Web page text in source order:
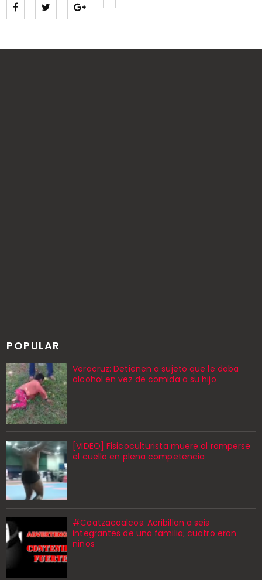
POPULAR
Veracruz: Detienen a sujeto que le daba
alcohol en vez de comida a su hijo
[VIDEO] Fisicoculturista muere al romperse
el cuello en plena competencia
#Coatzacoalcos: Acribillan a seis
integrantes de una familia; cuatro eran
niños